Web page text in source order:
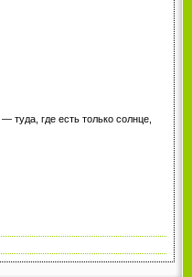
туда, где есть только солнце,